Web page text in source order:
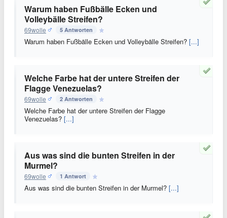
Warum haben Fußbälle Ecken und
Volleybälle Streifen?
69wolle 5 Antworten
Warum haben Fußbälle Ecken und Volleybälle Streifen? [...]
Welche Farbe hat der untere Streifen der
Flagge Venezuelas?
69wolle 2 Antworten
Welche Farbe hat der untere Streifen der Flagge
Venezuelas? [...]
Aus was sind die bunten Streifen in der
Murmel?
69wolle 1 Antwort
Aus was sind die bunten Streifen in der Murmel? [...]